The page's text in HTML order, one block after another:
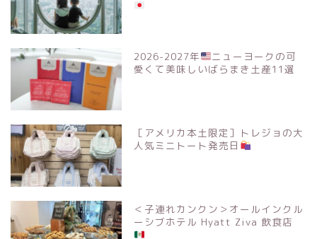
2026-2027年
ニューヨークの可
愛くて美味しいばらまき土産11選
［アメリカ本土限定］トレジョの大
人気ミニトート発売日
＜子連れカンクン＞オールインクル
ーシブホテル Hyatt Ziva 飲食店